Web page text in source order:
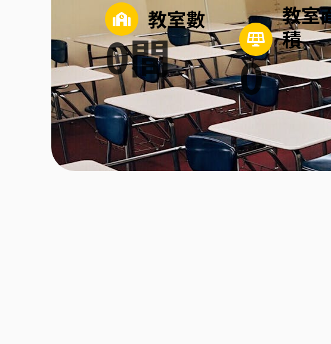
0間
教室數
教室
積
0